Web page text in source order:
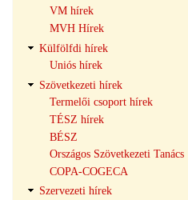
VM hírek
MVH Hírek
Külfölfdi hírek
Uniós hírek
Szövetkezeti hírek
Termelői csoport hírek
TÉSZ hírek
BÉSZ
Országos Szövetkezeti Tanács
COPA-COGECA
Szervezeti hírek